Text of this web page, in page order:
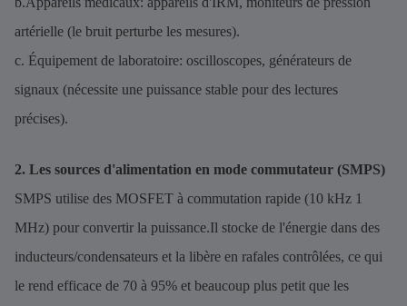
artérielle (le bruit perturbe les mesures).
c. Équipement de laboratoire: oscilloscopes, générateurs de
signaux (nécessite une puissance stable pour des lectures
précises).
2. Les sources d'alimentation en mode commutateur (SMPS)
SMPS utilise des MOSFET à commutation rapide (10 kHz 1
MHz) pour convertir la puissance.Il stocke de l'énergie dans des
inducteurs/condensateurs et la libère en rafales contrôlées, ce qui
le rend efficace de 70 à 95% et beaucoup plus petit que les